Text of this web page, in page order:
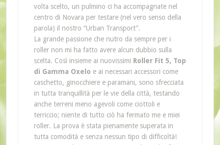
volta scelto, un pulmino ci ha accompagnate nel
centro di Novara per testare (nel vero senso della
parola) il nostro “Urban Transport”.
La grande passione che nutro da sempre per i
roller non mi ha fatto avere alcun dubbio sulla
scelta. Così insieme ai nuovissimi Roller Fit 5, Top
di Gamma Oxelo e ai necessari accessori come
caschetto, ginocchiere e paramani, sono sfrecciata
in tutta tranquillità per le vie della città, testando
anche terreni meno agevoli come ciottoli e
terriccio; niente di tutto ciò ha fermato me e miei
roller. La prova è stata pienamente superata in
tutta comodità e senza nessun tipo di difficoltà!